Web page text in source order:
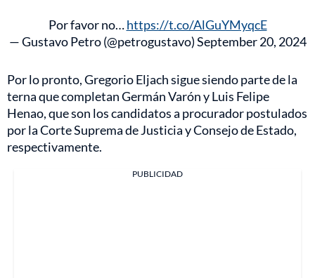
Por favor no…https://t.co/AlGuYMyqcE
— Gustavo Petro (@petrogustavo)September 20, 2024
Por lo pronto, Gregorio Eljach sigue siendo parte de la
terna que completan Germán Varón y Luis Felipe
Henao, que son los candidatos a procurador postulados
por la Corte Suprema de Justicia y Consejo de Estado,
respectivamente.
PUBLICIDAD